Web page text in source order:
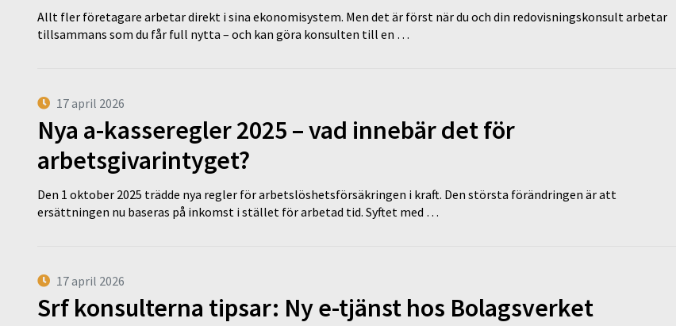
Allt fler företagare arbetar direkt i sina ekonomisystem. Men det är först när du och din redovisningskonsult arbetar
tillsammans som du får full nytta – och kan göra konsulten till en …
17 april 2026
Nya a-kasseregler 2025 – vad innebär det för
arbetsgivarintyget?
Den 1 oktober 2025 trädde nya regler för arbetslöshetsförsäkringen i kraft. Den största förändringen är att
ersättningen nu baseras på inkomst i stället för arbetad tid. Syftet med …
17 april 2026
Srf konsulterna tipsar: Ny e-tjänst hos Bolagsverket